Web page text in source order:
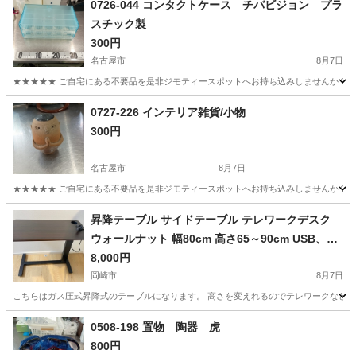
0726-044 コンタクトケース チバビジョン プラ
スチック製
300円
名古屋市 8月7日
★★★★★ ご自宅にある不要品を是非ジモティースポットへお持ち込みしませんか？
愛知 名古屋市 現地
0727-226 インテリア雑貨/小物
300円
名古屋市 8月7日
★★★★★ ご自宅にある不要品を是非ジモティースポットへお持ち込みしませんか？
愛知 名古屋市 インテリア雑貨/小物 現地
昇降テーブル サイドテーブル テレワークデスク
ウォールナット 幅80cm 高さ65～90cm USB、コ
ンセント付き キャスター付きで移動も⭕️
8,000円
岡崎市 8月7日
こちらはガス圧式昇降式のテーブルになります。 高さを変えれるのでテレワークな
愛知 岡崎市
0508-198 置物 陶器 虎
800円